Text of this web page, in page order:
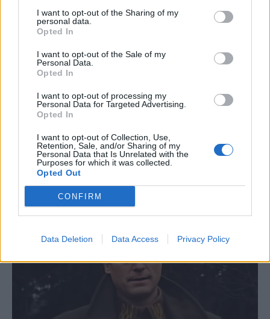
I want to opt-out of the Sharing of my
personal data.
Opted In
I want to opt-out of the Sale of my
Personal Data.
Opted In
I want to opt-out of processing my
Personal Data for Targeted Advertising.
Opted In
I want to opt-out of Collection, Use,
Retention, Sale, and/or Sharing of my
Personal Data that Is Unrelated with the
Purposes for which it was collected.
Opted Out
CONFIRM
Data Deletion Data Access Privacy Policy